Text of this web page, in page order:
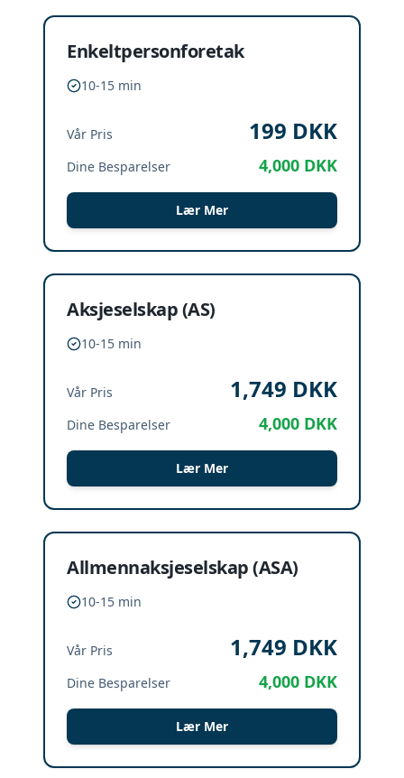
Enkeltpersonforetak
10-15 min
Vår Pris 199 DKK
Dine Besparelser 4,000 DKK
Lær Mer
Aksjeselskap (AS)
10-15 min
Vår Pris 1,749 DKK
Dine Besparelser 4,000 DKK
Lær Mer
Allmennaksjeselskap (ASA)
10-15 min
Vår Pris 1,749 DKK
Dine Besparelser 4,000 DKK
Lær Mer